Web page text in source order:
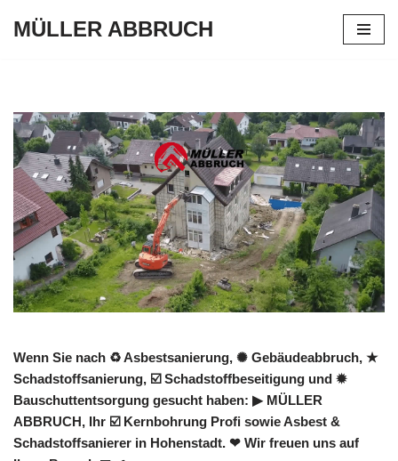
MÜLLER ABBRUCH
Wenn Sie nach ♻ Asbestsanierung, ✺ Gebäudeabbruch, ★
Schadstoffsanierung, ☑️ Schadstoffbeseitigung und ✹
Bauschuttentsorgung gesucht haben: ▶︎ MÜLLER
ABBRUCH, Ihr ☑️ Kernbohrung Profi sowie Asbest &
Schadstoffsanierer in Hohenstadt. ❤ Wir freuen uns auf